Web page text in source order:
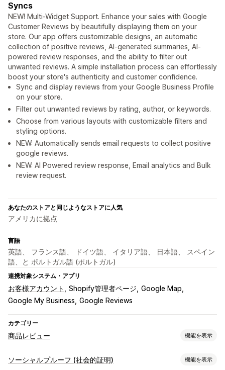
Syncs
NEW! Multi-Widget Support. Enhance your sales with Google
Customer Reviews by beautifully displaying them on your
store. Our app offers customizable designs, an automatic
collection of positive reviews, AI-generated summaries, AI-
powered review responses, and the ability to filter out
unwanted reviews. A simple installation process can effortlessly
boost your store's authenticity and customer confidence.
Sync and display reviews from your Google Business Profile
on your store.
Filter out unwanted reviews by rating, author, or keywords.
Choose from various layouts with customizable filters and
styling options.
NEW: Automatically sends email requests to collect positive
google reviews.
NEW: AI Powered review response, Email analytics and Bulk
review request.
あなたのストアと同じようなストアに人気
アメリカに拠点
言語
英語、 フランス語、 ドイツ語、 イタリア語、 日本語、 スペイン
語、と ポルトガル語 (ポルトガル)
連携対象システム・アプリ
お客様アカウント Shopify管理者ページ Google Map
Google My Business Google Reviews
カテゴリー
商品レビュー 機能を表示
表示オプション
ソーシャルプルーフ (社会的証明) 機能を表示